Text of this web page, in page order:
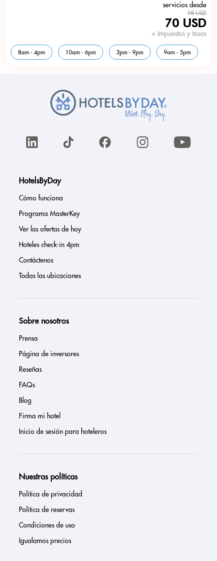
servicios desde
98 USD
70 USD
+ Impuestos y tasas
8am - 4pm 10am - 6pm 3pm - 9pm 9am - 5pm
HotelsByDay
Cómo funciona
Programa MasterKey
Ver las ofertas de hoy
Hoteles check-in 4pm
Contáctenos
Todas las ubicaciones
Sobre nosotros
Prensa
Página de inversores
Reseñas
FAQs
Blog
Firma mi hotel
Inicio de sesión para hoteleros
Nuestras políticas
Política de privacidad
Política de reservas
Condiciones de uso
Igualamos precios